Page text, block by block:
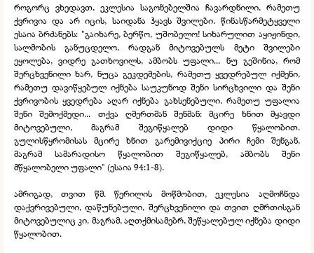
როგორც ვხედავთ, ეკლესია საგონებელშია ჩავარდნილი, რამეთუ
ქვრივია და არ იცის, საიდანა ჰყავს შვილები. წინასწარმეტყველი
ესაია ბრძანებს: "გაიხარე, ბერწო, უშობელო! სიხარულით აყიჟინდი,
სალმობის განუცდელო, რადგან მიტოვებულს მეტი შვილები
ეყოლება, ვიდრე გათხოვილს, ამბობს უფალი... ნუ გეშინია, რომ
შერცხვენილი ხარ, ნუცა გეკდემების, რამეთუ ყვედრებულ იქმენი,
რამეთუ დავიწყებულ იქნება საუკუნოდ შენი სირცხვილი და შენი
ქვრივობის ყვედრება აღარ იქნება გახსენებული. რამეთუ უფალია
შენი შემოქმედი... თქვა ღმერთმან შენმან: მცირე ხნით მყავდი
მიტოვებული, მაგრამ შეგიწყალებ დიდი წყალობით.
გულისწყრომისას მცირე ხნით გარემივიქციე პირი ჩემი შენგან,
მაგრამ სამარადისო წყალობით შეგიწყალებ, ამბობს შენი
მწყალობელი უფალი" (ესაია 94:1-8).
ამრიგად, თვით წმ. წერილის მოწმობით, ეკლესია აღმოჩნდა
დაქვრივებული, დაწუნებული, შერცხვენილი და თვით ღმრთისგან
მიტოვებულიც კი. მაგრამ, აღთქმისამებრ, შეწყალებულ იქნება დიდი
წყალობით.